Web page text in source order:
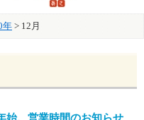
年 > 12月
始、営業時間のお知らせ